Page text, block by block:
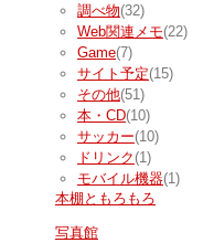
調べ物(32)
Web関連メモ(22)
Game(7)
サイト予定(15)
その他(51)
本・CD(10)
サッカー(10)
ドリンク (1)
モバイル機器(1)
本棚ともろもろ
写真館